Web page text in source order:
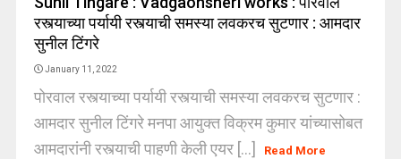
रस्त्याच्या पर्यायी रस्त्याची समस्या लवकरच सुटणार : आमदार
सुनील टिंगरे
January 11, 2022
पोरवाल रस्त्याच्या पर्यायी रस्त्याची समस्या लवकरच सुटणार :
आमदार सुनील टिंगरे मनपा आयुक्त विक्रम कुमार यांच्यासोबत
आमदारांनी रस्त्याची पाहणी केली एयर [...]
Read More